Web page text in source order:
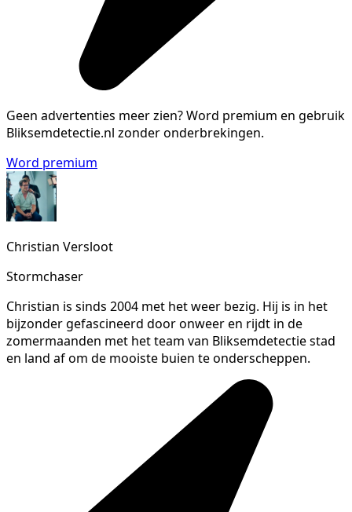
Geen advertenties meer zien?Word premium en gebruik
Bliksemdetectie.nl zonder onderbrekingen.
Word premium
Christian Versloot
Stormchaser
Christian is sinds 2004 met het weer bezig. Hij is in het
bijzonder gefascineerd door onweer en rijdt in de
zomermaanden met het team van Bliksemdetectie stad
en land af om de mooiste buien te onderscheppen.